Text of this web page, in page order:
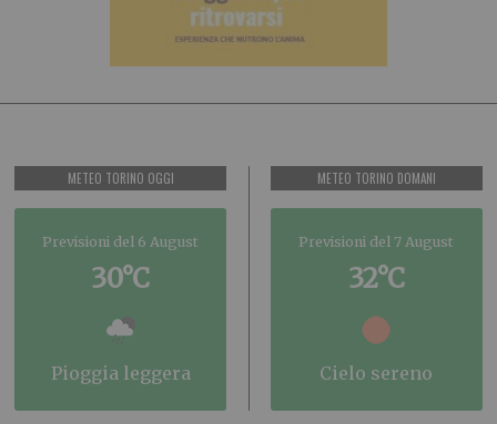
METEO TORINO OGGI
Previsioni del 6 August
30°C
pioggia leggera
METEO TORINO DOMANI
Previsioni del 7 August
32°C
cielo sereno